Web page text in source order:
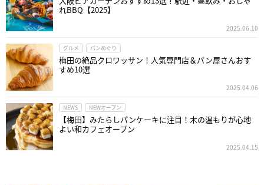
れBBQ【2025】
2025.06.10
グルメ パンめぐり
梅田の絶品クロワッサン！人気専門店＆パン屋さんおす
すめ10選
2025.04.06
NEWS NEWオープン
【梅田】みたらしパンケーキに注目！木の温もりが心地
よい和カフェオープン
2025.04.15